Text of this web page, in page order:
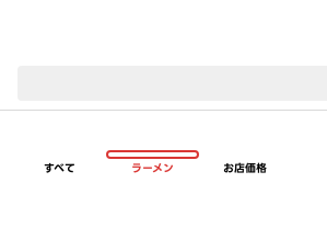
すべて ラーメン お店価格